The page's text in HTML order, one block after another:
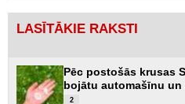
LASĪTĀKIE RAKSTI
Pēc postošās krusas
bojātu automašīnu un
2